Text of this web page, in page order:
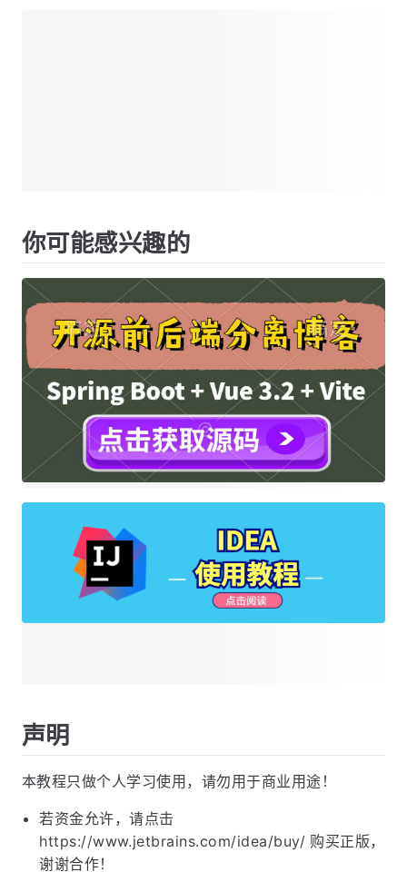
你可能感兴趣的
声明
本教程只做个人学习使用，请勿用于商业用途！
若资金允许，请点击
https://www.jetbrains.com/idea/buy/ 购买正版，
谢谢合作！